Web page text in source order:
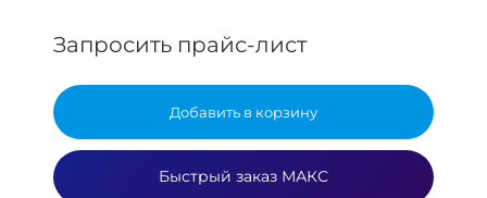
Запросить прайс-лист
Добавить в корзину
Быстрый заказ МАКС